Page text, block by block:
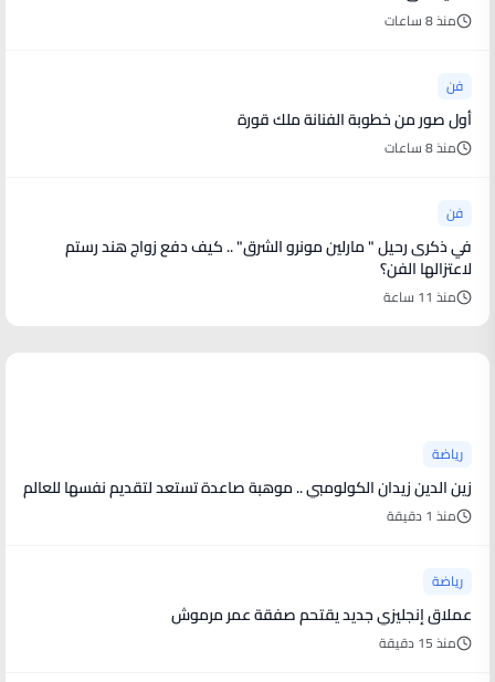
منذ 8 ساعات
فن
أول صور من خطوبة الفنانة ملك قورة
منذ 8 ساعات
فن
في ذكرى رحيل " مارلين مونرو الشرق" .. كيف دفع زواج هند رستم
لاعتزالها الفن؟
منذ 11 ساعة
رياضة
زين الدين زيدان الكولومبي .. موهبة صاعدة تستعد لتقديم نفسها للعالم
منذ 1 دقيقة
رياضة
عملاق إنجليزي جديد يقتحم صفقة عمر مرموش
منذ 15 دقيقة